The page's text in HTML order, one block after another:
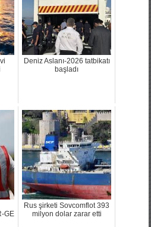
Deniz Aslanı-2026 tatbikatı
başladı
GE
Rus şirketi Sovcomflot 393
milyon dolar zarar etti